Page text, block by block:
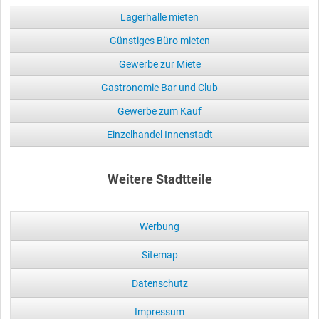
Lagerhalle mieten
Günstiges Büro mieten
Gewerbe zur Miete
Gastronomie Bar und Club
Gewerbe zum Kauf
Einzelhandel Innenstadt
Weitere Stadtteile
Werbung
Sitemap
Datenschutz
Impressum